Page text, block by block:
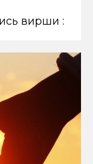
вирши :